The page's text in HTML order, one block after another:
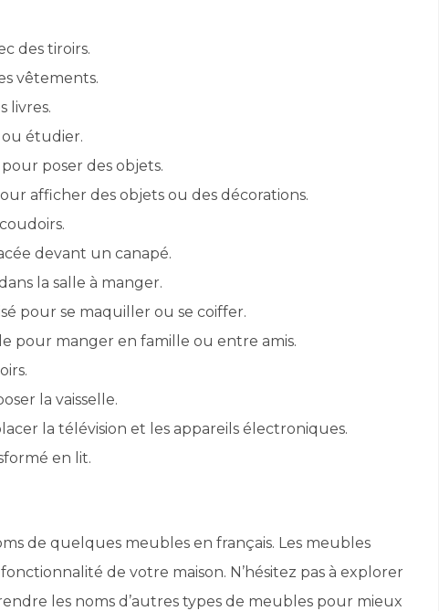
des tiroirs.
vêtements.
livres.
étudier.
poser des objets.
afficher des objets ou des décorations.
devant un canapé.
la salle à manger.
pour se maquiller ou se coiffer.
pour manger en famille ou entre amis.
la vaisselle.
la télévision et les appareils électroniques.
en lit.
de quelques meubles en français. Les meubles
de votre maison. N’hésitez pas à explorer
les noms d’autres types de meubles pour mieux